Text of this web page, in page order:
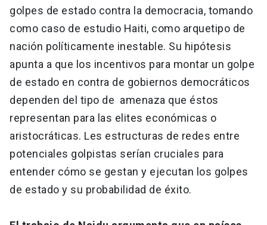
golpes de estado contra la democracia, tomando
como caso de estudio Haiti, como arquetipo de
nación políticamente inestable. Su hipótesis
apunta a que los incentivos para montar un golpe
de estado en contra de gobiernos democráticos
dependen del tipo de amenaza que éstos
representan para las elites económicas o
aristocráticas. Les estructuras de redes entre
potenciales golpistas serían cruciales para
entender cómo se gestan y ejecutan los golpes
de estado y su probabilidad de éxito.